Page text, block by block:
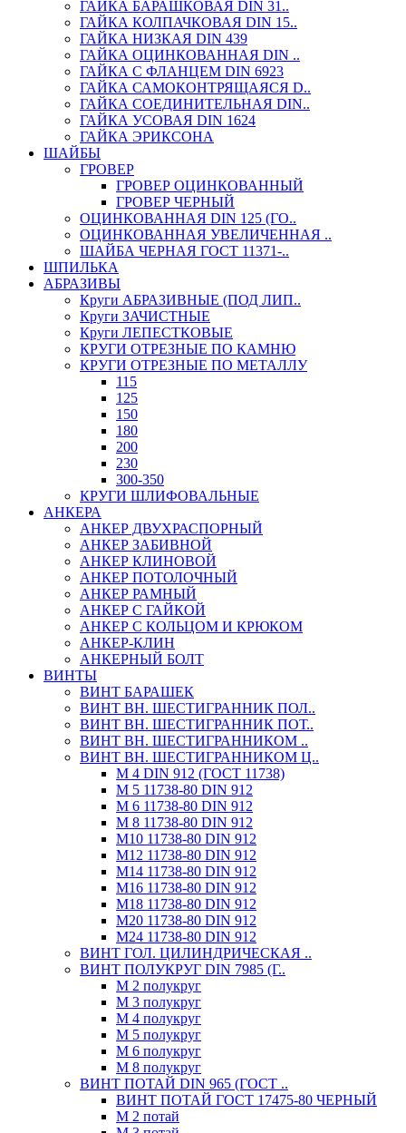
ГАЙКА БАРАШКОВАЯ DIN 31..
ГАЙКА КОЛПАЧКОВАЯ DIN 15..
ГАЙКА НИЗКАЯ DIN 439
ГАЙКА ОЦИНКОВАННАЯ DIN ..
ГАЙКА С ФЛАНЦЕМ DIN 6923
ГАЙКА САМОКОНТРЯЩАЯСЯ D..
ГАЙКА СОЕДИНИТЕЛЬНАЯ DIN..
ГАЙКА УСОВАЯ DIN 1624
ГАЙКА ЭРИКСОНА
ШАЙБЫ
ГРОВЕР
ГРОВЕР ОЦИНКОВАННЫЙ
ГРОВЕР ЧЕРНЫЙ
ОЦИНКОВАННАЯ DIN 125 (ГО..
ОЦИНКОВАННАЯ УВЕЛИЧЕННАЯ ..
ШАЙБА ЧЕРНАЯ ГОСТ 11371-..
ШПИЛЬКА
АБРАЗИВЫ
Круги АБРАЗИВНЫЕ (ПОД ЛИП..
Круги ЗАЧИСТНЫЕ
Круги ЛЕПЕСТКОВЫЕ
КРУГИ ОТРЕЗНЫЕ ПО КАМНЮ
КРУГИ ОТРЕЗНЫЕ ПО МЕТАЛЛУ
115
125
150
180
200
230
300-350
КРУГИ ШЛИФОВАЛЬНЫЕ
АНКЕРА
АНКЕР ДВУХРАСПОРНЫЙ
АНКЕР ЗАБИВНОЙ
АНКЕР КЛИНОВОЙ
АНКЕР ПОТОЛОЧНЫЙ
АНКЕР РАМНЫЙ
АНКЕР С ГАЙКОЙ
АНКЕР С КОЛЬЦОМ И КРЮКОМ
АНКЕР-КЛИН
АНКЕРНЫЙ БОЛТ
ВИНТЫ
ВИНТ БАРАШЕК
ВИНТ ВН. ШЕСТИГРАННИК ПОЛ..
ВИНТ ВН. ШЕСТИГРАННИК ПОТ..
ВИНТ ВН. ШЕСТИГРАННИКОМ ..
ВИНТ ВН. ШЕСТИГРАННИКОМ Ц..
М 4 DIN 912 (ГОСТ 11738)
М 5 11738-80 DIN 912
М 6 11738-80 DIN 912
М 8 11738-80 DIN 912
М10 11738-80 DIN 912
М12 11738-80 DIN 912
М14 11738-80 DIN 912
М16 11738-80 DIN 912
М18 11738-80 DIN 912
М20 11738-80 DIN 912
М24 11738-80 DIN 912
ВИНТ ГОЛ. ЦИЛИНДРИЧЕСКАЯ ..
ВИНТ ПОЛУКРУГ DIN 7985 (Г..
М 2 полукруг
М 3 полукруг
М 4 полукруг
М 5 полукруг
М 6 полукруг
М 8 полукруг
ВИНТ ПОТАЙ DIN 965 (ГОСТ ..
ВИНТ ПОТАЙ ГОСТ 17475-80 ЧЕРНЫЙ
М 2 потай